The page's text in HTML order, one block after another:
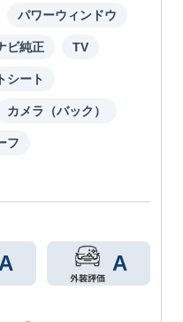
パワーウィンドウ
ビ純正 TV
シート
カメラ（バック）
フ
A A